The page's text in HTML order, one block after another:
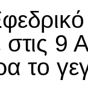
στις 9
τo